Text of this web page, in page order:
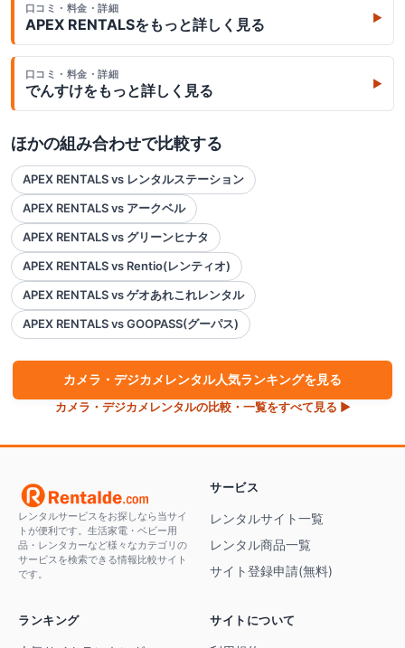
口コミ・料金・詳細
APEX RENTALSをもっと詳しく見る ▶
口コミ・料金・詳細
でんすけをもっと詳しく見る ▶
ほかの組み合わせで比較する
APEX RENTALS vs レンタルステーション
APEX RENTALS vs アークベル
APEX RENTALS vs グリーンヒナタ
APEX RENTALS vs Rentio(レンティオ)
APEX RENTALS vs ゲオあれこれレンタル
APEX RENTALS vs GOOPASS(グーパス)
カメラ・デジカメ レンタル人気ランキングを見る
カメラ・デジカメ レンタルの比較・一覧をすべて見る ▶
レンタルサービスをお探しなら当サイ
トが便利です。生活家電・ベビー用
品・レンタカーなど様々なカテゴリの
サービスを検索できる情報比較サイト
です。
サービス
レンタルサイト一覧
レンタル商品一覧
サイト登録申請(無料)
ランキング サイトについて